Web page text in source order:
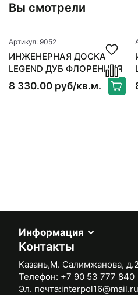
Вы смотрели
Артикул: 9052
ИНЖЕНЕРНАЯ ДОСКА
LEGEND ДУБ ФЛОРЕНЦИЯ
8 330.00 руб/кв.м.
Информация
Контакты
Казань,М. Салимжанова,
Телефон: +7 90 53 777 840
Эл. почта:interpol16@mail.ru